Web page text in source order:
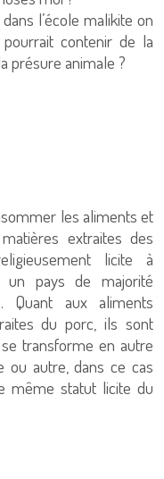
l’école malikite on
contenir de la
présure animale ?
les aliments et
extraites des
licite à
un pays de majorité
Quant aux aliments
du porc, ils sont
transforme en autre
ou autre, dans ce cas
même statut licite du